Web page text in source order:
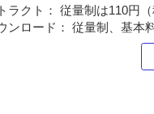
ラクト： 従量制は110円
ンロード： 従量制、基本